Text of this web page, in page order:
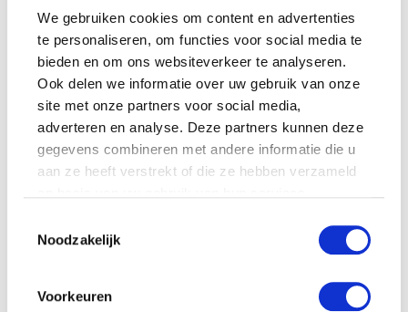
We gebruiken cookies om content en advertenties
te personaliseren, om functies voor social media te
bieden en om ons websiteverkeer te analyseren.
Ook delen we informatie over uw gebruik van onze
site met onze partners voor social media,
adverteren en analyse. Deze partners kunnen deze
gegevens combineren met andere informatie die u
aan ze heeft verstrekt of die ze hebben verzameld
Noodzakelijk
Voorkeuren
KIM KÖTTER DEELT PRACHTIGE
MANNEN
JOSJE HUISMAN SHOWT
BABYBUIK OP IBIZA
MONICA GEUZE DEELT
PRACHTIGE FOTO MET BABY